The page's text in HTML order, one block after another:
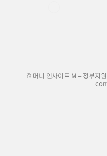
원), 수육
© 머니 인사이트 M – 정부지